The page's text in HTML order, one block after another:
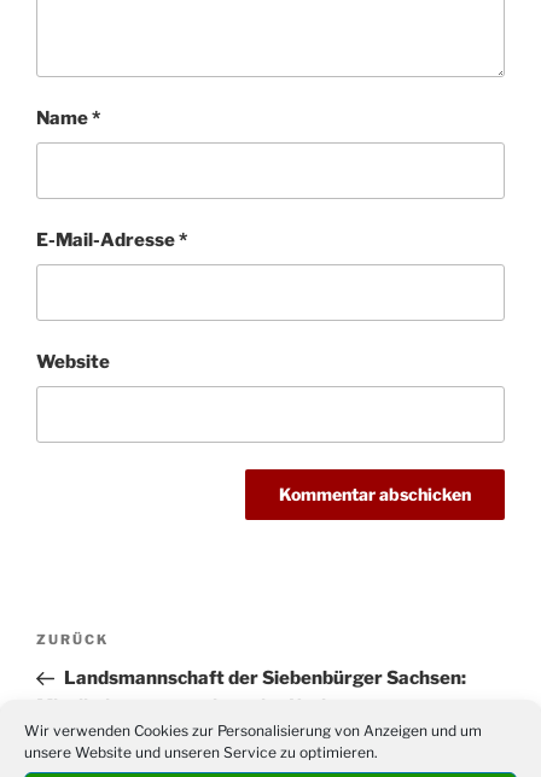
Wir verwenden Cookies zur Personalisierung von Anzeigen und um
unsere Website und unseren Service zu optimieren.
Name*
E-Mail-Adresse*
Website
Beitragsnavigation
Vorheriger
Beitrag
ZURÜCK
Landsmannschaft der Siebenbürger Sachsen:
Drabenderhöhe